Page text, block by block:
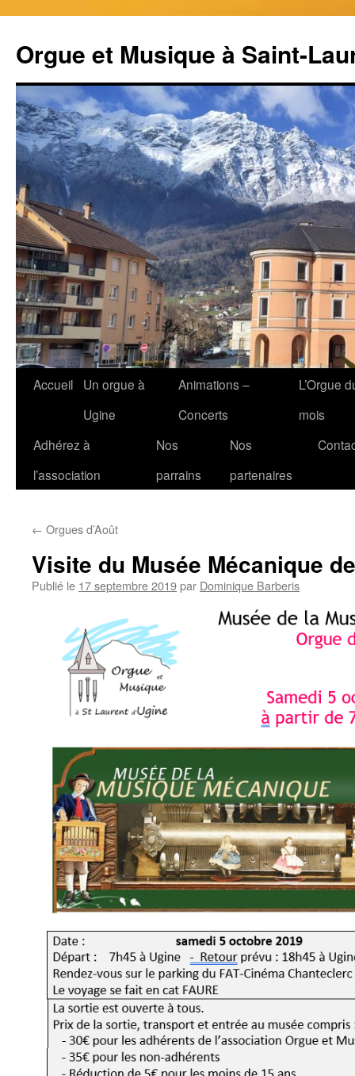
contenu
Orgue et Musique à Saint-
Accueil
Un orgue à
Ugine
Animations –
Concerts
L’Orgue
mois
Adhérez à
l’association
Nos
parrains
Nos
partenaires
← Orgues d’Août
Visite du Musée Mécanique
Publié le 17 septembre 2019par Dominique Barberis